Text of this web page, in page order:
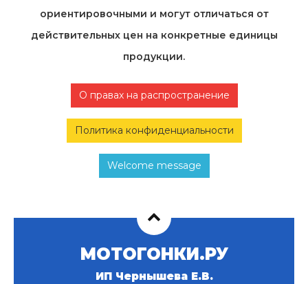
ориентировочными и могут отличаться от
действительных цен на конкретные единицы
продукции.
О правах на распространение
Политика конфиденциальности
Welcome message
МОТОГОНКИ.РУ
ИП Чернышева Е.В.